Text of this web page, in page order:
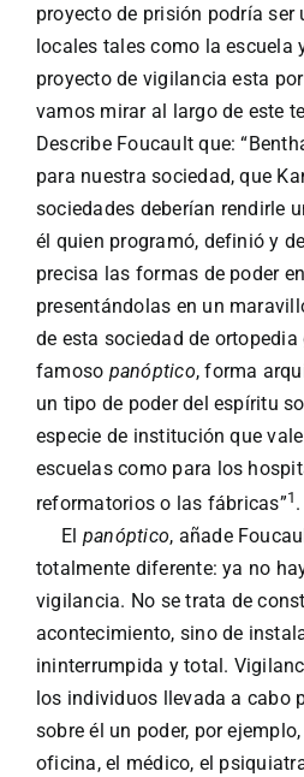
proyecto de prisión podría ser
locales tales como la escuela
proyecto de vigilancia esta
vamos mirar al largo de este
Describe Foucault que:
para nuestra sociedad, que
sociedades deberían rendirle
él quien programó, definió y
precisa las formas de poder
presentándolas en un
de esta sociedad de
famoso panóptico, forma
un tipo de poder del espíritu
especie de institución que
escuelas como para los
reformatorios o las fábricas”1
El panóptico, añade
totalmente diferente: ya no
vigilancia. No se trata de
acontecimiento, sino de
ininterrumpida y total.
los individuos llevada a cabo
sobre él un poder, por
oficina, el médico, el